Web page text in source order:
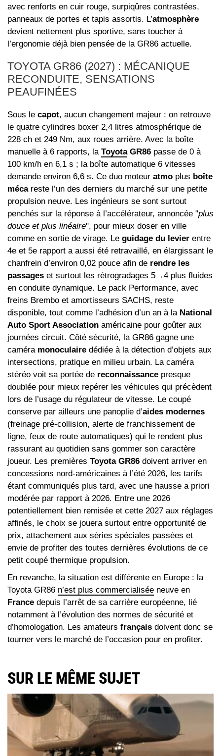
avec renforts en cuir rouge, surpiqûres contrastées,
panneaux de portes et tapis assortis. L’atmosphère
devient nettement plus sportive, sans toucher à
l’ergonomie déjà bien pensée de la GR86 actuelle.
TOYOTA GR86 (2027) : MÉCANIQUE
RECONDUITE, SENSATIONS
PEAUFINÉES
Sous le capot, aucun changement majeur : on retrouve
le quatre cylindres boxer 2,4 litres atmosphérique de
228 ch et 249 Nm, aux roues arrière. Avec la boîte
manuelle à 6 rapports, la ToyotaGR86 passe de 0 à
100 km/h en 6,1 s ; la boîte automatique 6 vitesses
demande environ 6,6 s. Ce duo moteur atmo plus boîte
mécareste l’un des derniers du marché sur une petite
propulsion neuve. Les ingénieurs se sont surtout
penchés sur la réponse à l’accélérateur, annoncée "plus
douce et plus linéaire", pour mieux doser en ville
comme en sortie de virage. Le guidage du levier entre
4e et 5e rapport a aussi été retravaillé, en élargissant le
chanfrein d’environ 0,02 pouce afin de rendre les
passages et surtout les rétrogradages 5→4 plus fluides
en conduite dynamique. Le pack Performance, avec
freins Brembo et amortisseurs SACHS, reste
disponible, tout comme l’adhésion d’un an à la National
Auto Sport Association américaine pour goûter aux
journées circuit. Côté sécurité, la GR86 gagne une
caméra monoculaire dédiée à la détection d’objets aux
intersections, pratique en milieu urbain. La caméra
stéréo voit sa portée de reconnaissance presque
doublée pour mieux repérer les véhicules qui précèdent
lors de l’usage du régulateur de vitesse. Le coupé
conserve par ailleurs une panoplie d’aides modernes
(freinage pré‑collision, alerte de franchissement de
ligne, feux de route automatiques) qui le rendent plus
rassurant au quotidien sans gommer son caractère
joueur. Les premières Toyota GR86 doivent arriver en
concessions nord‑américaines à l’été 2026, les tarifs
étant communiqués plus tard, avec une hausse a priori
modérée par rapport à 2026. Entre une 2026
potentiellement bien remisée et cette 2027 aux réglages
affinés, le choix se jouera surtout entre opportunité de
prix, attachement aux séries spéciales passées et
envie de profiter des toutes dernières évolutions de ce
petit coupé thermique propulsion.
En revanche, la situation est différente en Europe : la
Toyota GR86 n’est plus commercialisée neuve en
France depuis l’arrêt de sa carrière européenne, lié
notamment à l’évolution des normes de sécurité et
d’homologation. Les amateurs français doivent donc se
tourner vers le marché de l’occasion pour en profiter.
SUR LE MÊME SUJET